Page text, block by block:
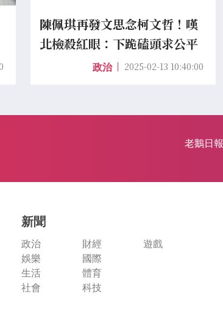
陳佩琪再發文思念柯文哲！嘆
北檢殺紅眼：下跪磕頭求公平
政治 2025-02-13 10:40:00
老鵝日
新聞
政治
娛樂
生活
社會
財經
國際
體育
科技
遊戲